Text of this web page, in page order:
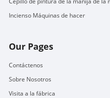
Incienso Máquinas de hacer
Our Pages
Contáctenos
Sobre Nosotros
Visita a la fábrica